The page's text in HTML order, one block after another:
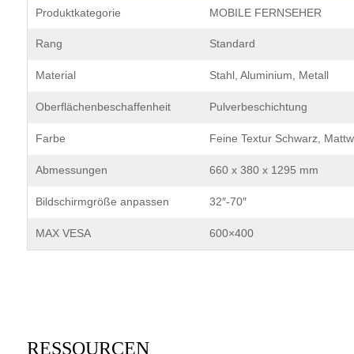
Produktkategorie MOBILE FERNSEHER
Rang Standard
Material Stahl, Aluminium, Metall
Oberflächenbeschaffenheit Pulverbeschichtung
Farbe Feine Textur Schwarz,
Abmessungen 660 x 380 x 1295 mm
Bildschirmgröße anpassen 32″-70″
MAX VESA 600×400
RESSOURCEN